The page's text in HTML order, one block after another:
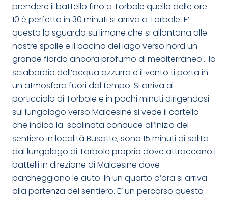
prendere il battello fino a Torbole quello delle ore
10 è perfetto in 30 minuti si arriva a Torbole. E’
questo lo sguardo su limone che si allontana alle
nostre spalle e il bacino del lago verso nord un
grande fiordo ancora profumo di mediterraneo… lo
sciabordio dell’acqua azzurra e il vento ti porta in
un atmosfera fuori dal tempo. Si arriva al
porticciolo di Torbole e in pochi minuti dirigendosi
sul lungolago verso Malcesine si vede il cartello
che indica la scalinata conduce all’inizio del
sentiero in località Busatte, sono 15 minuti di salita
dal lungolago di Torbole proprio dove attraccano i
battelli in direzione di Malcesine dove
parcheggiano le auto. In un quarto d’ora si arriva
alla partenza del sentiero. E’ un percorso questo